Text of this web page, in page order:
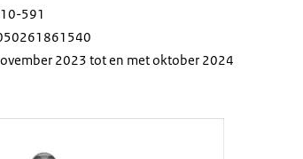
591
2023 tot en met oktober 2024